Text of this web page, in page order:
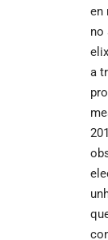
en
no
a